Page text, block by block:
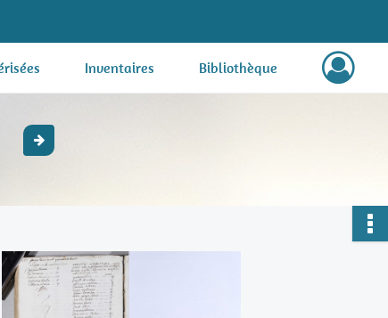
Inventaires Bibliothèque